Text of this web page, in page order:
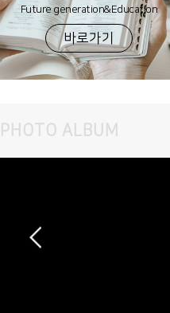
Future generation&Education
바로가기
PHOTO ALBUM